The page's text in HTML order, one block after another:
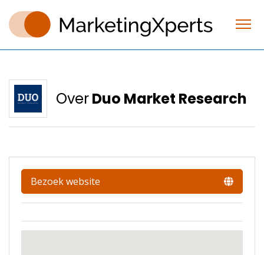
OverDuo Market Research
Bezoek website